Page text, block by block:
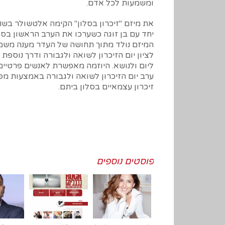
ומשמעות לכל אדם.
יחד עם בן זוגה כשערכו את הערב הראשון
המיזם נולד מתוך תחושה של העדר מענה
לציון יום הזיכרון לשואה ולגבורה ודרך
ליום ולנושא. היוזמה מאפשרת לאנשים
ערב יום הזיכרון לשואה ולגבורה באמצעות
זיכרון עצמאיים בסלון ביתם.
פוסטים נוספים